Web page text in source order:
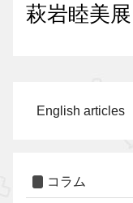
萩岩睦美展
English articles
コラム